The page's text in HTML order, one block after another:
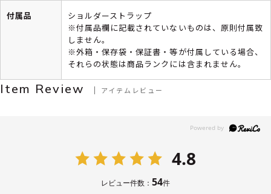
付属品
ショルダーストラップ
※付属品欄に記載されていないものは、原則付属致
しません。
※外箱・保存袋・保証書・等が付属している場合、
それらの状態は商品ランクには含まれません。
Item Review アイテムレビュー
4.8
レビュー件数： 54件